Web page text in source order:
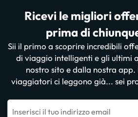
Ricevi le migliori
prima di
Sii il primo a scoprire incredibili
di viaggio intelligenti e gli ultimi
nostro sito e dalla nostra
viaggiatori ci leggono già... sei
Inserisci il tuo indirizzo email